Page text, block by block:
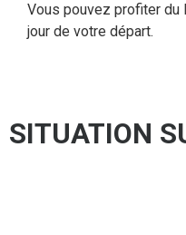
Vous pouvez profiter du
jour de votre départ.
SITUATION